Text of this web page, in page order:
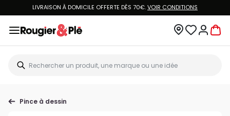
LIVRAISON À DOMICILE OFFERTE DÈS 70€.VOIR CONDITIONS
Pince à dessin